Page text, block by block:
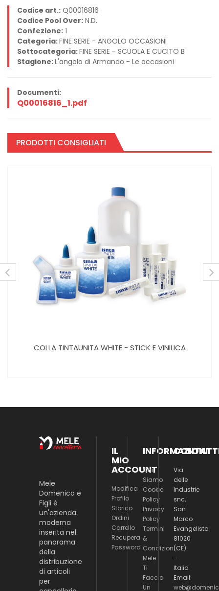
Codice art.: Q00016816
Codice Pool Over: N.D.
Confezione: 1
Categoria:FINE SERIE - ANGOLO OCCASIONI
Sottocategoria:FINE SERIE - SCUOLA E CUCITO B
Stagione:L'angolo di Armando - Le occasioni
Documenti:
Q00016816_1.pdf
PRODOTTI CONSIGLIATI
COLLA TINTAUNITA WHITE - STICK E VINILICA
Mele
Domenico e
Figli è
un'azienda
moderna
inserita nel
panorama
della
distribuzione
di articoli
per
IL
MIO
ACCOUNT
Modifica
Profilo
Storico
Ordini
Carrello
Recupera
Password
INFORMAZIONI
Chi
Siamo
Cookie
Policy
Privacy
Policy
Termini
&
Condizioni
Mele
Ti
Faccio
Un
Via
delle
Industrie
snc,
San
Marco
Evangelista
81020
(CE)
-
Italia
Email: